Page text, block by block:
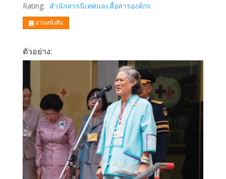
Rating: สำนักสารนิเทศและสื่อสารองค์กร
อ่านหนังสือ
ตัวอย่าง: